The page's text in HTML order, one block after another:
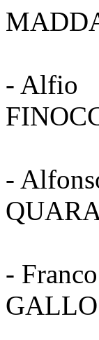
-
-
-